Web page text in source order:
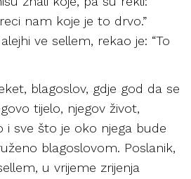
nam koje je to drvo.”
ve sellem, rekao je: “To
blagoslov, gdje god da se
tijelo, njegov život,
i sve što je oko njega bude
blagoslovom. Poslanik,
u vrijeme zrijenja